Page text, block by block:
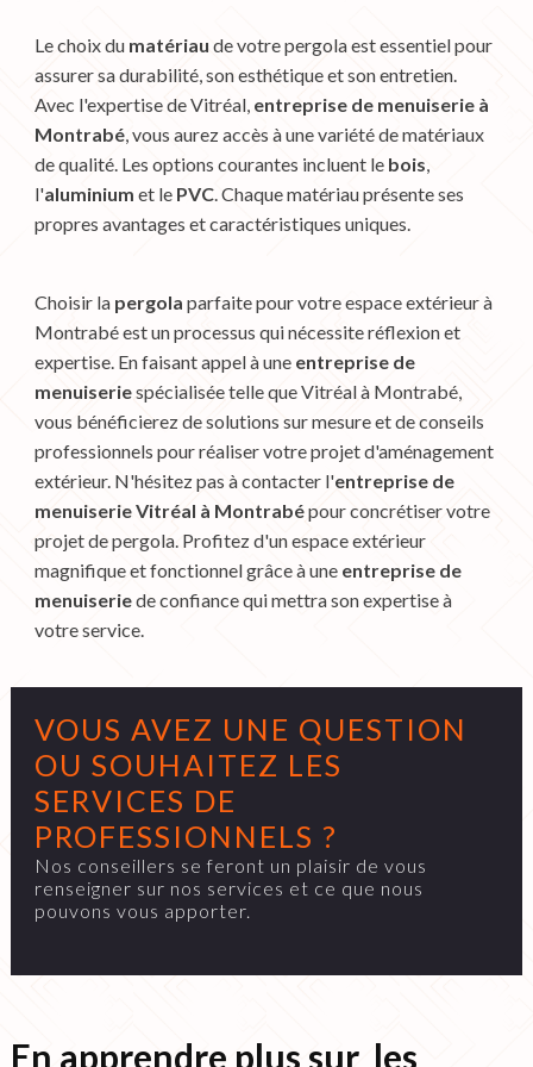
Le choix du matériau de votre pergola est essentiel pour
assurer sa durabilité, son esthétique et son entretien.
Avec l'expertise de Vitréal, entreprise de menuiserie à
Montrabé, vous aurez accès à une variété de matériaux
de qualité. Les options courantes incluent le bois,
l'aluminium et le PVC. Chaque matériau présente ses
propres avantages et caractéristiques uniques.
Choisir la pergola parfaite pour votre espace extérieur à
Montrabé est un processus qui nécessite réflexion et
expertise. En faisant appel à une entreprise de
menuiseriespécialisée telle que Vitréal à Montrabé,
vous bénéficierez de solutions sur mesure et de conseils
professionnels pour réaliser votre projet d'aménagement
extérieur. N'hésitez pas à contacter l'entreprise de
menuiserie Vitréal à Montrabépour concrétiser votre
projet de pergola. Profitez d'un espace extérieur
magnifique et fonctionnel grâce à une entreprise de
menuiseriede confiance qui mettra son expertise à
votre service.
VOUS AVEZ UNE QUESTION
OU SOUHAITEZ LES
SERVICES DE
PROFESSIONNELS ?
Nos conseillers se feront un plaisir de vous
renseigner sur nos services et ce que nous
pouvons vous apporter.
En apprendre plus sur les